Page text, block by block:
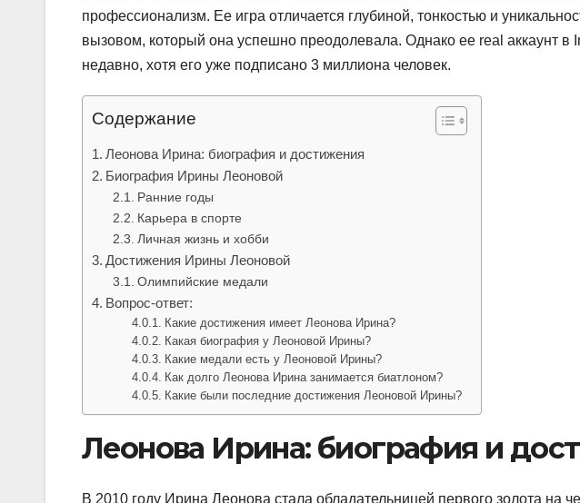
профессионализм. Ее игра отличается глубиной, тонкостью и
вызовом, который она успешно преодолевала. Однако ее real аккаунт в
недавно, хотя его уже подписано 3 миллиона человек.
Содержание
Леонова Ирина: биография и достижения
Биография Ирины Леоновой
Ранние годы
Карьера в спорте
Личная жизнь и хобби
Достижения Ирины Леоновой
Олимпийские медали
Вопрос-ответ:
Какие достижения имеет Леонова Ирина?
Какая биография у Леоновой Ирины?
Какие медали есть у Леоновой Ирины?
Как долго Леонова Ирина занимается биатлоном?
Какие были последние достижения Леоновой Ирины?
Леонова Ирина: биография и
В 2010 году Ирина Леонова стала обладательницей первого золота на